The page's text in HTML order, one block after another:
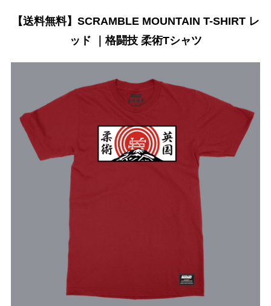
【送料無料】SCRAMBLE MOUNTAIN T-SHIRT レ
ッド ｜格闘技 柔術Tシャツ